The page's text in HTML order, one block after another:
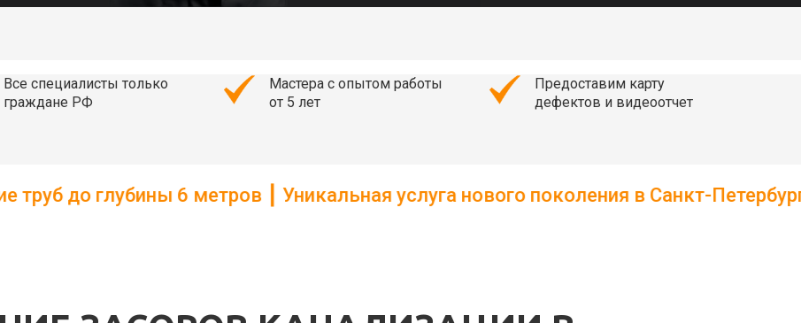
Все специалисты только
граждане РФ
Мастера с опытом работы
от 5 лет
Предоставим карту
дефектов и видеоотчет
6 метров ┃ Уникальная услуга нового поколения в Санкт-Петербурге и Лен.